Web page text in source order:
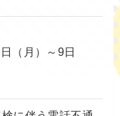
（月）～9日